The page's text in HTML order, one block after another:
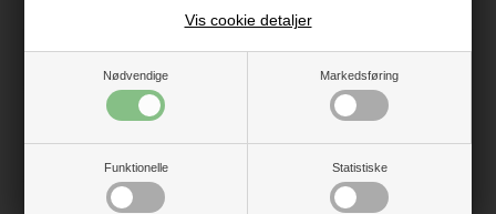
Nødvendige Markedsføring
Funktionelle Statistiske
Vis cookie detaljer